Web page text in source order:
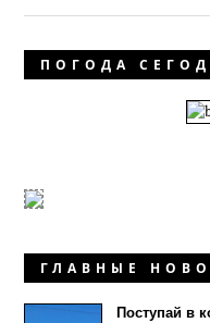
ПОГОДА
ГЛАВНЫЕ
Поступай в